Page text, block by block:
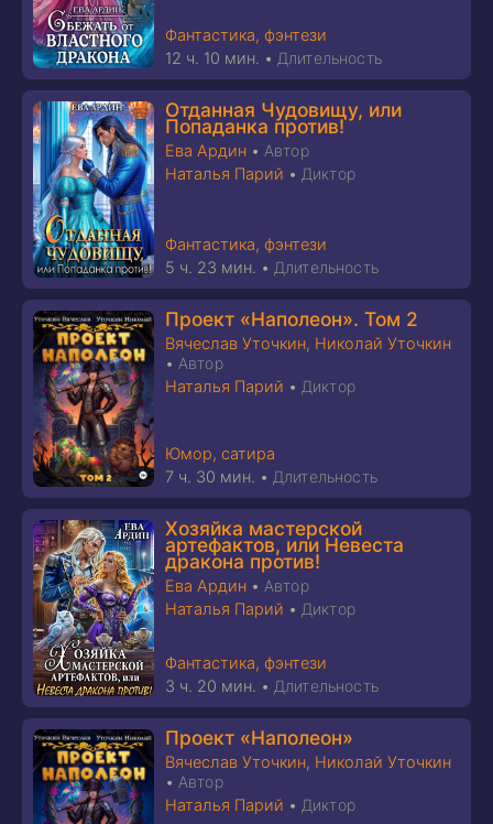
Фантастика, фэнтези
12 ч. 10 мин. • Длительность
Отданная Чудовищу, или
Попаданка против!
Ева Ардин • Автор
Наталья Парий • Диктор
Фантастика, фэнтези
5 ч. 23 мин. • Длительность
Проект «Наполеон». Том 2
Вячеслав Уточкин, Николай Уточкин
• Автор
Наталья Парий • Диктор
Юмор, сатира
7 ч. 30 мин. • Длительность
Хозяйка мастерской
артефактов, или Невеста
дракона против!
Ева Ардин • Автор
Наталья Парий • Диктор
Фантастика, фэнтези
3 ч. 20 мин. • Длительность
Проект «Наполеон»
Вячеслав Уточкин, Николай Уточкин
• Автор
Наталья Парий • Диктор